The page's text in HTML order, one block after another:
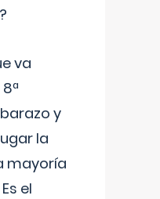
va
y
la
mayoría
el